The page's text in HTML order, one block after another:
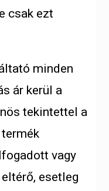
csak ezt
minden
ár kerül a
tekintettel a
vagy
esetleg